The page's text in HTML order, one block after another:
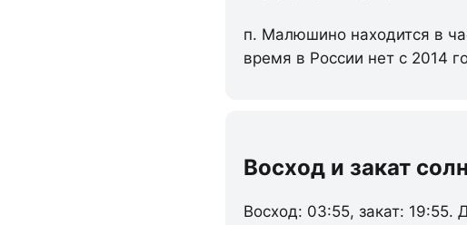
п. Малюшино находится в
время в России нет с 2014
Восход и закат
Восход: 03:55, закат: 19:55.